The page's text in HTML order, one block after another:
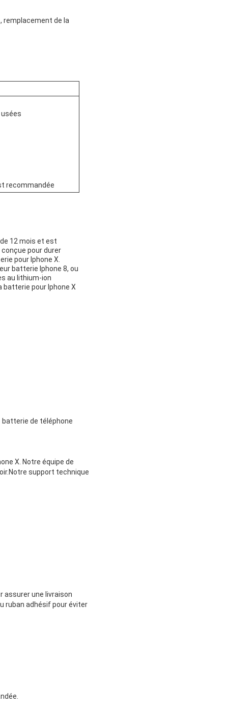
remplacement de la
recommandée
12 mois et est
pour durer
pour Iphone X.
batterie Iphone 8, ou
au lithium-ion
pour Iphone X
batterie de téléphone
X. Notre équipe de
support technique
assurer une livraison
ruban adhésif pour éviter